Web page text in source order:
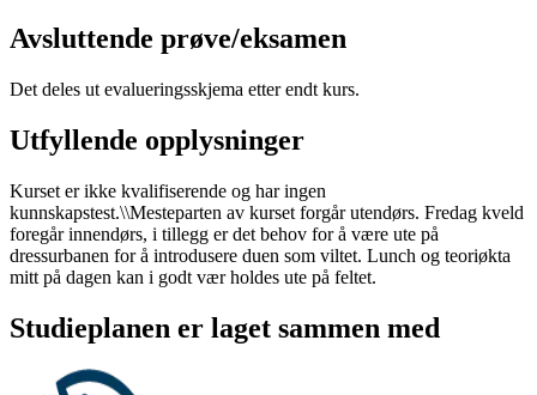
Avsluttende prøve/eksamen
Det deles ut evalueringsskjema etter endt kurs.
Utfyllende opplysninger
Kurset er ikke kvalifiserende og har ingen
kunnskapstest.\\Mesteparten av kurset forgår utendørs. Fredag kveld
foregår innendørs, i tillegg er det behov for å være ute på
dressurbanen for å introdusere duen som viltet. Lunch og teoriøkta
mitt på dagen kan i godt vær holdes ute på feltet.
Studieplanen er laget sammen med